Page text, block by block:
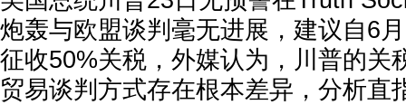
炮轰与欧盟谈判毫无进展，建议自6
征收50%关税，外媒认为，川普的关
贸易谈判方式存在根本差异，分析直